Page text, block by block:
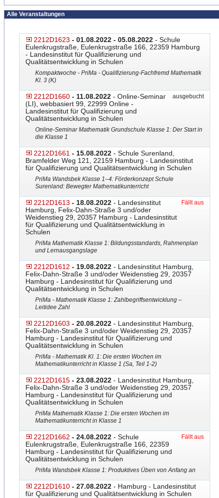
Alle Veranstaltungen
2212D1623 - 01.08.2022 - 05.08.2022 - Schule
Eulenkrugstraße, Eulenkrugstraße 166, 22359 Hamburg
- Landesinstitut für Qualifizierung und
Qualitätsentwicklung in Schulen
Kompaktwoche - PriMa - Qualifizierung-Fachfremd Mathematik
Kl. 3 (K)
2212D1660 - 11.08.2022 - Online-Seminar
(LI), webbasiert 99, 22999 Online -
Landesinstitut für Qualifizierung und
Qualitätsentwicklung in Schulen
ausgebucht
Online-Seminar Mathematik Grundschule Klasse 1: Der Start in
die Klasse 1
2212D1661 - 15.08.2022 - Schule Surenland,
Bramfelder Weg 121, 22159 Hamburg - Landesinstitut
für Qualifizierung und Qualitätsentwicklung in Schulen
PriMa Wandsbek Klasse 1–4: Förderkonzept Schule
Surenland: Bewegter Mathematikunterricht
2212D1613 - 18.08.2022 - Landesinstitut
Hamburg, Felix-Dahn-Straße 3 und/oder
Weidenstieg 29, 20357 Hamburg - Landesinstitut
für Qualifizierung und Qualitätsentwicklung in
Schulen
Fällt aus
PriMa Mathematik Klasse 1: Bildungsstandards, Rahmenplan
und Lernausgangslage
2212D1612 - 19.08.2022 - Landesinstitut Hamburg,
Felix-Dahn-Straße 3 und/oder Weidenstieg 29, 20357
Hamburg - Landesinstitut für Qualifizierung und
Qualitätsentwicklung in Schulen
PriMa - Mathematik Klasse 1: Zahlbegriffsentwicklung –
Leitidee Zahl
2212D1603 - 20.08.2022 - Landesinstitut Hamburg,
Felix-Dahn-Straße 3 und/oder Weidenstieg 29, 20357
Hamburg - Landesinstitut für Qualifizierung und
Qualitätsentwicklung in Schulen
PriMa - Mathematik Kl. 1: Die ersten Wochen im
Mathematikunterricht in Klasse 1 (Sa, Teil 1-2)
2212D1615 - 23.08.2022 - Landesinstitut Hamburg,
Felix-Dahn-Straße 3 und/oder Weidenstieg 29, 20357
Hamburg - Landesinstitut für Qualifizierung und
Qualitätsentwicklung in Schulen
PriMa Mathematik Klasse 1: Die ersten Wochen im
Mathematikunterricht in Klasse 1
2212D1662 - 24.08.2022 - Schule
Eulenkrugstraße, Eulenkrugstraße 166, 22359
Hamburg - Landesinstitut für Qualifizierung und
Qualitätsentwicklung in Schulen
Fällt aus
PriMa Wandsbek Klasse 1: Produktives Üben von Anfang an
2212D1610 - 27.08.2022 - Hamburg - Landesinstitut
für Qualifizierung und Qualitätsentwicklung in Schulen